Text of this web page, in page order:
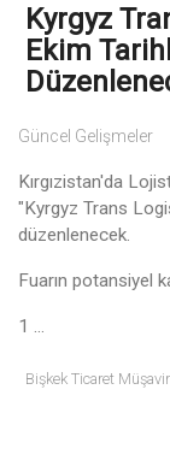
Kyrgyz
Ekim
Güncel Gelişmeler
Kırgızistan'da
"Kyrgyz Trans
düzenlenecek.
Fuarın potansiyel
1 ...
Bişkek Ticaret